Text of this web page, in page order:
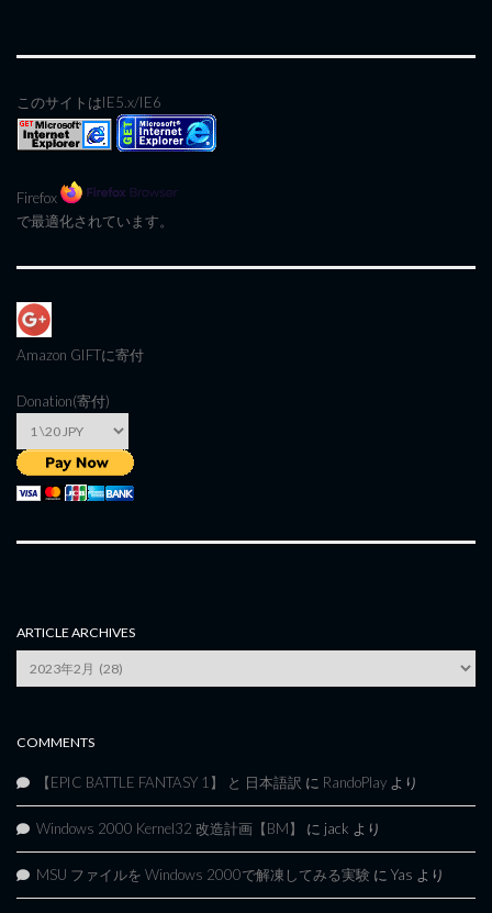
このサイトはIE5.x/IE6
Firefox
で最適化されています。
Amazon GIFTに寄付
Donation(寄付)
ARTICLE ARCHIVES
Archives
COMMENTS
【EPIC BATTLE FANTASY 1】 と 日本語訳 に RandoPlay より
Windows 2000 Kernel32 改造計画【BM】 に jack より
MSU ファイルを Windows 2000で解凍してみる実験 に Yas より